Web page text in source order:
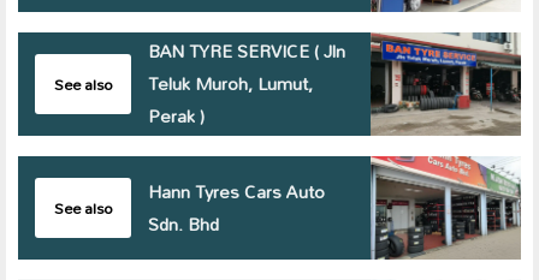
See also
BAN TYRE SERVICE ( Jln
Teluk Muroh, Lumut,
Perak )
See also
Hann Tyres Cars Auto
Sdn. Bhd